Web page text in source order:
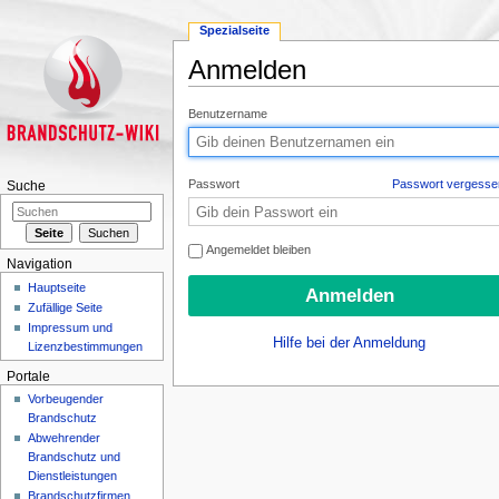
Anmelden
Benutzername
Passwort Passwort
Angemeldet bleiben
Hilfe bei der Anmeldung
Spezialseite
Suche
Navigation
Hauptseite
Zufällige Seite
Impressum und
Lizenzbestimmungen
Portale
Vorbeugender
Brandschutz
Abwehrender
Brandschutz und
Dienstleistungen
Brandschutzfirmen